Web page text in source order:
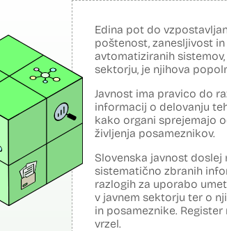
Edina pot do
poštenost, zanesljivost
avtomatiziranih
sektorju, je njihova
Javnost ima pravico do
informacij o delovanju
kako organi sprejemajo
življenja posameznikov.
Slovenska javnost
sistematično zbranih
razlogih za uporabo
v javnem sektorju ter o
in posameznike.
vrzel.